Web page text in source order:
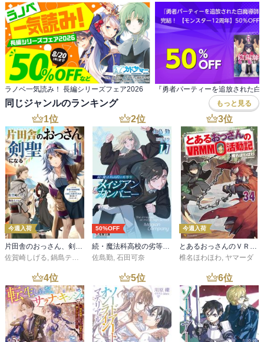
ラノベ一気読み！ 長編シリーズフェア2026
同じジャンルのランキング もっと見る
1位
今週入荷
片田舎のおっさん、剣聖になる 11 ～ただの田舎の剣術師範だったのに、大成した弟子たちが俺を放ってくれない件～
佐賀崎しげる, 鍋島テツヒロ
2位
50%OFF
続・魔法科高校の劣等生 メイジアン・カンパニー(11)
佐島勤, 石田可奈
3位
今週入荷
とあるおっさんのＶＲＭＭＯ活動記34
椎名ほわほわ, ヤマーダ
4位 5位 6位